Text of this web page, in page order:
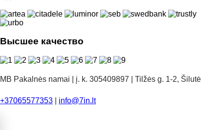
Высшее качество
MB Pakalnės namai | į. k. 305409897 | Tilžės g. 1-2, Šilutė
+37065577353 info@7in.lt